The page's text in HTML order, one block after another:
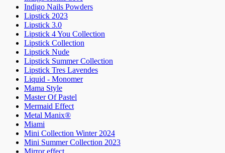
Indigo Nails Powders
Lipstick 2023
Lipstick 3.0
Lipstick 4 You Collection
Lipstick Collection
Lipstick Nude
Lipstick Summer Collection
Lipstick Tres Lavendes
Liquid - Monomer
Mama Style
Master Of Pastel
Mermaid Effect
Metal Manix®
Miami
Mini Collection Winter 2024
Mini Summer Collection 2023
Mirror effect